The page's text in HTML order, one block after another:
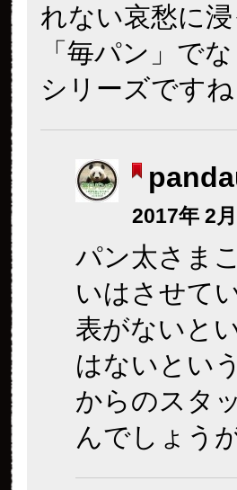
れない哀愁に
「毎パン」で
シリーズですね
2017年 2
パン太さま
いはさせて
表がないと
はないとい
からのスタ
んでしょう